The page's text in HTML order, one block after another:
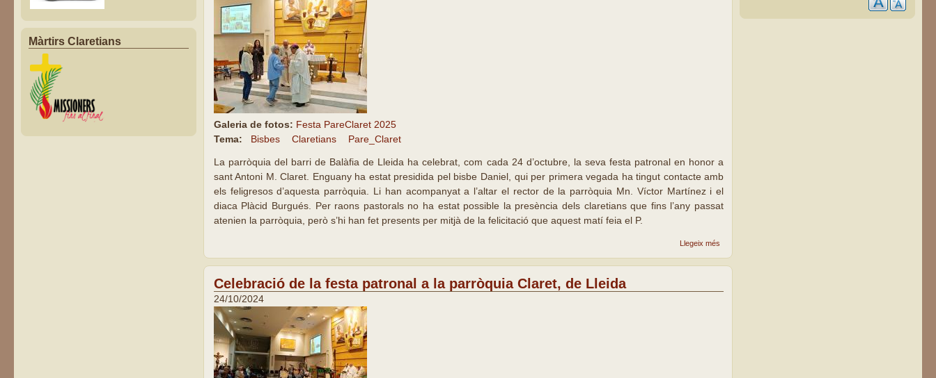
Màrtirs Claretians
Galeria de fotos: Festa PareClaret 2025
Tema:
Bisbes Claretians Pare_Claret
La parròquia del barri de Balàfia de Lleida ha celebrat, com cada 24 d’octubre, la seva festa patronal en honor a
sant Antoni M. Claret. Enguany ha estat presidida pel bisbe Daniel, qui per primera vegada ha tingut contacte amb
els feligresos d’aquesta parròquia. Li han acompanyat a l’altar el rector de la parròquia Mn. Víctor Martínez i el
diaca Plàcid Burgués. Per raons pastorals no ha estat possible la presència dels claretians que fins l’any passat
atenien la parròquia, però s’hi han fet presents per mitjà de la felicitació que aquest matí feia el P.
Llegeix més
presideix
patronal
Celebració de la festa patronal a la parròquia Claret, de Lleida
24/10/2024